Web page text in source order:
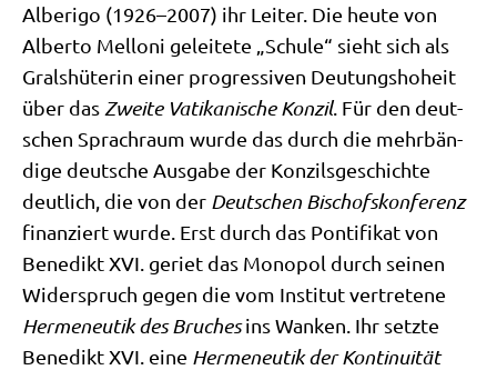
Albe­ri­go (1926–2007) ihr Lei­ter. Die heu­te von
Alber­to Mel­lo­ni gelei­te­te „Schu­le“ sieht sich als
Grals­hü­te­rin einer pro­gres­si­ven Deu­tungs­ho­heit
über das Zwei­te Vati­ka­ni­sche Kon­zil. Für den deut­
schen Sprach­raum wur­de das durch die mehr­bän­
di­ge deut­sche Aus­ga­be der Kon­zils­ge­schich­te
deut­lich, die von der Deut­schen Bischofs­kon­fe­renz
finan­ziert wur­de. Erst durch das Pon­ti­fi­kat von
Bene­dikt XVI. geriet das Mono­pol durch sei­nen
Wider­spruch gegen die vom Insti­tut ver­tre­te­ne
Her­me­neu­tik des Bru­chesins Wan­ken. Ihr setz­te
Bene­dikt XVI. eine Her­me­neu­tik der Kon­ti­nui­tät